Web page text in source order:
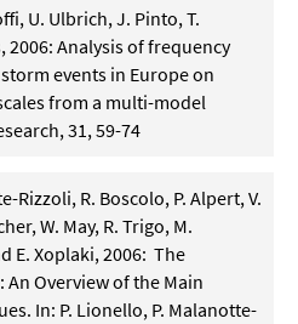
U. Ulbrich, J. Pinto, T.
2006: Analysis of frequency
events in Europe on
from a multi-model
31, 59-74
Rizzoli, R. Boscolo, P. Alpert, V.
W. May, R. Trigo, M.
E. Xoplaki, 2006: The
Overview of the Main
In: P. Lionello, P. Malanotte-